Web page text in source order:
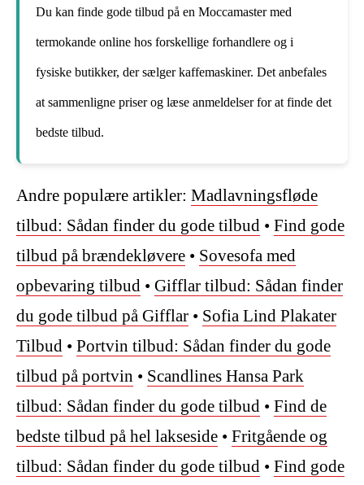
Du kan finde gode tilbud på en Moccamaster med
termokande online hos forskellige forhandlere og i
fysiske butikker, der sælger kaffemaskiner. Det anbefales
at sammenligne priser og læse anmeldelser for at finde det
bedste tilbud.
Andre populære artikler: Madlavningsfløde
tilbud: Sådan finder du gode tilbud • Find gode
tilbud på brændekløvere • Sovesofa med
opbevaring tilbud • Gifflar tilbud: Sådan finder
du gode tilbud på Gifflar • Sofia Lind Plakater
Tilbud • Portvin tilbud: Sådan finder du gode
tilbud på portvin • Scandlines Hansa Park
tilbud: Sådan finder du gode tilbud • Find de
bedste tilbud på hel lakseside • Fritgående og
tilbud: Sådan finder du gode tilbud • Find gode